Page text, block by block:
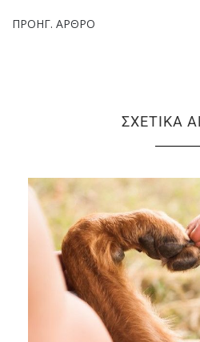
ΠΡΟΗΓ. ΆΡΘΡΟ
ΣΧΕΤΙΚΆ